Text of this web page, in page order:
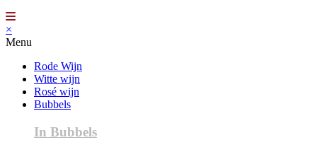
×
Menu
Rode Wijn
Witte wijn
Rosé wijn
Bubbels
In Bubbels